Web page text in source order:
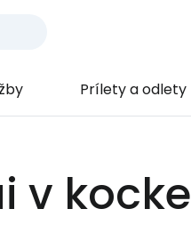
Prílety a odlety
v kocke